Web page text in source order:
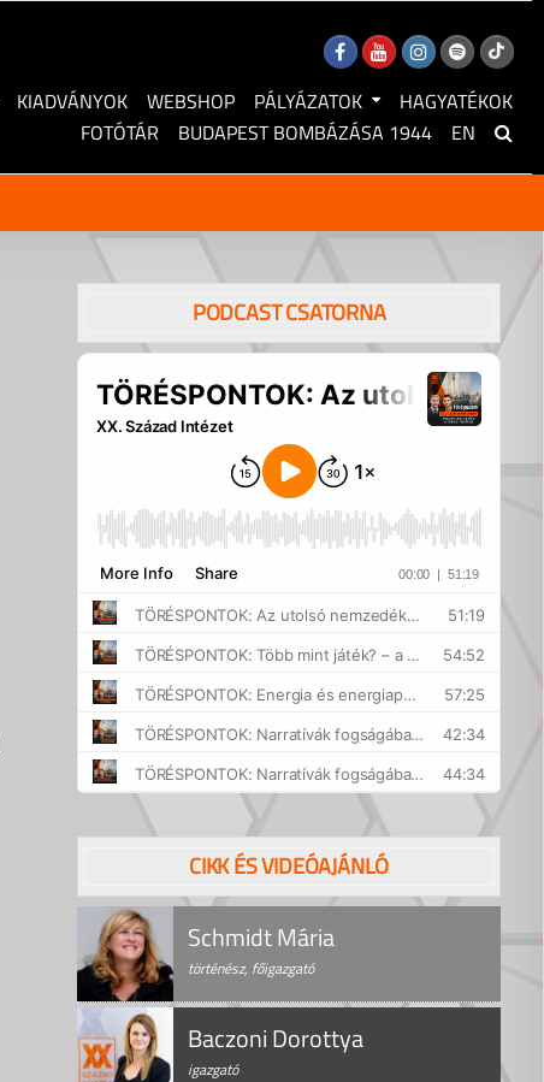
KIADVÁNYOK WEBSHOP PÁLYÁZATOK
HAGYATÉKOK
FOTÓTÁR
BUDAPEST BOMBÁZÁSA 1944 EN
PODCAST CSATORNA
CIKK ÉS VIDEÓAJÁNLÓ
Schmidt Mária
történész, főigazgató
Baczoni Dorottya
igazgató